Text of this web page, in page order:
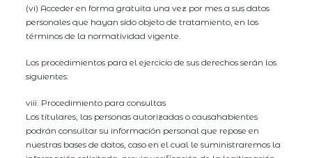
(vi) Acceder en forma gratuita una vez por mes a sus datos
personales que hayan sido objeto de tratamiento, en los
términos de la normatividad vigente.
Los procedimientos para el ejercicio de sus derechos serán los
siguientes:
viii. Procedimiento para consultas
Los titulares, las personas autorizadas o causahabientes
podrán consultar su información personal que repose en
nuestras bases de datos, caso en el cual le suministraremos la